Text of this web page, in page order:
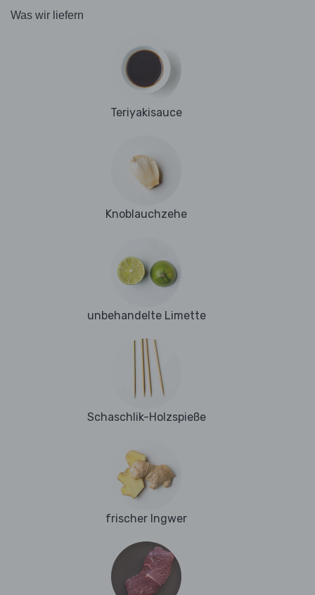
Was wir liefern
Teriyakisauce
Knoblauchzehe
unbehandelte Limette
Schaschlik-Holzspieße
frischer Ingwer